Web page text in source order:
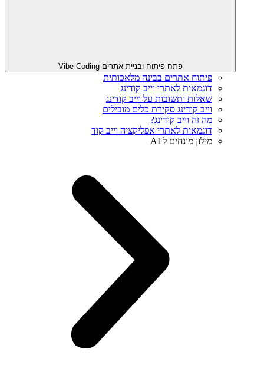
פתח פיתוח ובניית אתרים Vibe Coding
פיתוח אתרים בבינה מלאכותית
דוגמאות לאתרי וייב קודינג
שאלות ותשובות על וייב קודינג
וייב קודינג סקירת כלים מובילים
מה זה וייב קודינג?
דוגמאות לאתרי אפליקציה וייב קוד
מילון מונחים ל AI